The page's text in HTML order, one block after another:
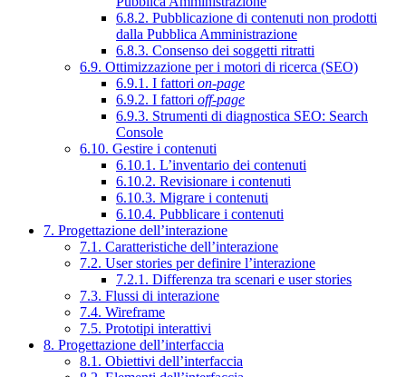
6.8.2. Pubblicazione di contenuti non prodotti
dalla Pubblica Amministrazione
6.8.3. Consenso dei soggetti ritratti
6.9. Ottimizzazione per i motori di ricerca (SEO)
6.9.1. I fattori on-page
6.9.2. I fattori off-page
6.9.3. Strumenti di diagnostica SEO: Search
Console
6.10. Gestire i contenuti
6.10.1. L’inventario dei contenuti
6.10.2. Revisionare i contenuti
6.10.3. Migrare i contenuti
6.10.4. Pubblicare i contenuti
7. Progettazione dell’interazione
7.1. Caratteristiche dell’interazione
7.2. User stories per definire l’interazione
7.2.1. Differenza tra scenari e user stories
7.3. Flussi di interazione
7.4. Wireframe
7.5. Prototipi interattivi
8. Progettazione dell’interfaccia
8.1. Obiettivi dell’interfaccia